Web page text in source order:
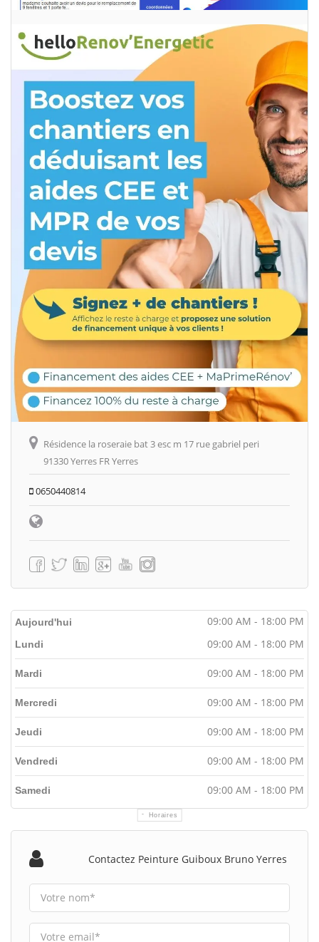
Résidence la roseraie bat 3 esc m 17 rue gabriel peri
91330 Yerres FR Yerres
0650440814
Aujourd'hui 09:00 AM - 18:00 PM
Horaires
Lundi 09:00 AM - 18:00 PM
Mardi 09:00 AM - 18:00 PM
Mercredi 09:00 AM - 18:00 PM
Jeudi 09:00 AM - 18:00 PM
Vendredi 09:00 AM - 18:00 PM
Samedi 09:00 AM - 18:00 PM
Contactez Peinture Guiboux Bruno Yerres